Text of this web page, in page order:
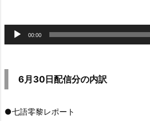
声
ー
00:00
6月30日配信分の内訳
●七語零黎レポート